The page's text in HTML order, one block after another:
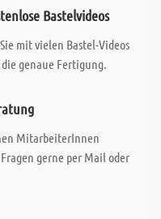
Bastelvideos
mit vielen Bastel-Videos
genaue Fertigung.
MitarbeiterInnen
gerne per Mail oder